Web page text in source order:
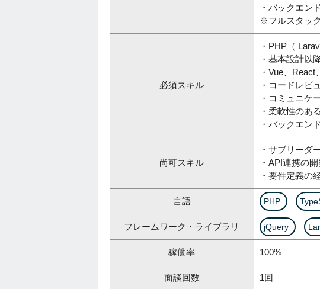
・バックエン
※フルスタッ
必須スキル
・PHP（
・基本設計以
・Vue、
・コードレビ
・コミュニケ
・柔軟性のあ
・バックエン
尚可スキル
・サブリーダ
・API連携の
・要件定義の
言語 PHP
フレームワーク・ライブラリ jQuery
稼働率 100%
面談回数 1回